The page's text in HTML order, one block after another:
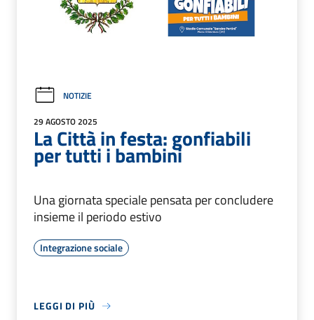
NOTIZIE
29 AGOSTO 2025
La Città in festa: gonfiabili
per tutti i bambini
Una giornata speciale pensata per concludere
insieme il periodo estivo
Integrazione sociale
LEGGI DI PIÙ